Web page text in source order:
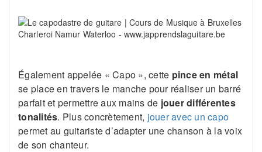
Également appelée « Capo », cette pince en métal
se place en travers le manche pour réaliser un barré
parfait et permettre aux mains de jouer différentes
tonalités. Plus concrètement, jouer avec un capo
permet au guitariste d’adapter une chanson à la voix
de son chanteur.